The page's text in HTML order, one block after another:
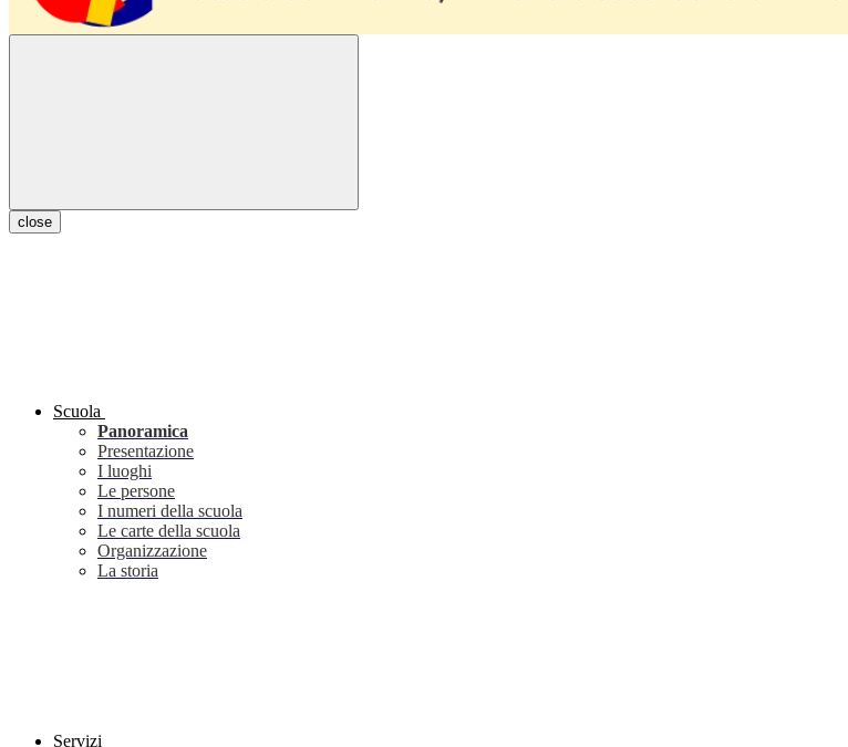
close
Scuola
Panoramica
Presentazione
I luoghi
Le persone
I numeri della scuola
Le carte della scuola
Organizzazione
La storia
Servizi